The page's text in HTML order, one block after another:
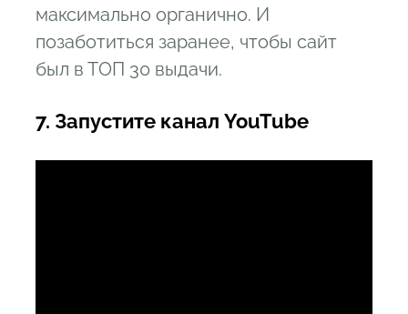
максимально органично. И
позаботиться заранее, чтобы сайт
был в ТОП 30 выдачи.
7. Запустите канал YouTube